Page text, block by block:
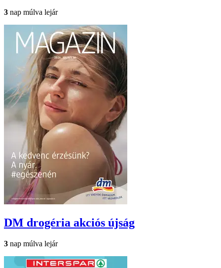
3 nap múlva lejár
DM drogéria akciós újság
3 nap múlva lejár